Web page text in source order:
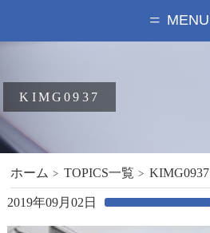
MENU
KIMG0937
ホーム TOPICS一覧 KIMG0937
2019年09月02日